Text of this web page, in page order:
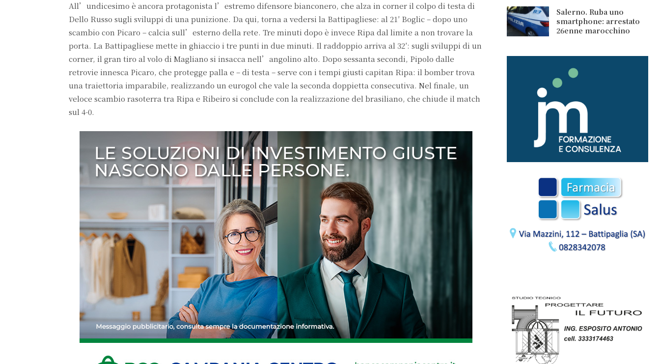
All’undicesimo è ancora protagonista l’estremo difensore bianconero, che alza in corner il colpo di testa di
Dello Russo sugli sviluppi di una punizione. Da qui, torna a vedersi la Battipagliese: al 21′ Boglic – dopo uno
scambio con Picaro – calcia sull’esterno della rete. Tre minuti dopo è invece Ripa dal limite a non trovare la
porta. La Battipagliese mette in ghiaccio i tre punti in due minuti. Il raddoppio arriva al 32′: sugli sviluppi di un
corner, il gran tiro al volo di Magliano si insacca nell’angolino alto. Dopo sessanta secondi, Pipolo dalle
retrovie innesca Picaro, che protegge palla e – di testa – serve con i tempi giusti capitan Ripa: il bomber trova
una traiettoria imparabile, realizzando un eurogol che vale la seconda doppietta consecutiva. Nel finale, un
veloce scambio rasoterra tra Ripa e Ribeiro si conclude con la realizzazione del brasiliano, che chiude il match
sul 4-0.
Salerno. Ruba uno
smartphone: arrestato
26enne marocchino